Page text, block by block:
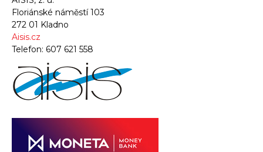
Floriánské náměstí 103
272 01 Kladno
Aisis.cz
Telefon: 607 621 558